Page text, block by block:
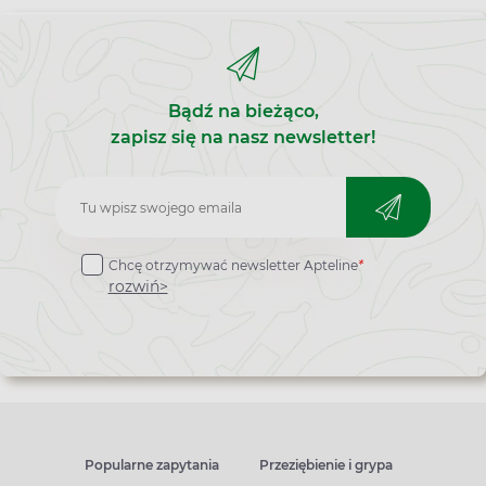
Bądź na bieżąco,
zapisz się na nasz newsletter!
Zapisz
do
newslettera
Chcę otrzymywać newsletter Apteline*
rozwiń>
Popularne zapytania Przeziębienie i grypa